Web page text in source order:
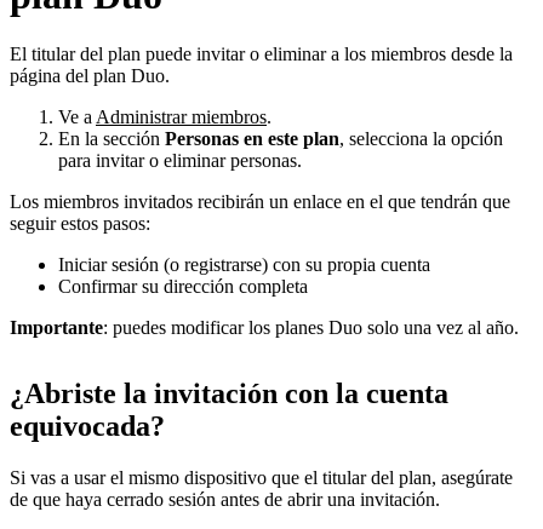
El titular del plan puede invitar o eliminar a los miembros desde la
página del plan Duo.
Ve a Administrar miembros.
En la sección Personas en este plan, selecciona la opción
para invitar o eliminar personas.
Los miembros invitados recibirán un enlace en el que tendrán que
seguir estos pasos:
Iniciar sesión (o registrarse) con su propia cuenta
Confirmar su dirección completa
Importante: puedes modificar los planes Duo solo una vez al año.
¿Abriste la invitación con la cuenta
equivocada?
Si vas a usar el mismo dispositivo que el titular del plan, asegúrate
de que haya cerrado sesión antes de abrir una invitación.